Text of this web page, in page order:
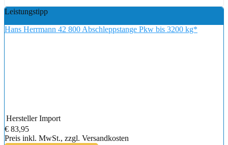
Leistungstipp
Hans Herrmann 42 800 Abschleppstange Pkw bis 3200 kg*
Hersteller Import
€ 83,95
Preis inkl. MwSt., zzgl. Versandkosten